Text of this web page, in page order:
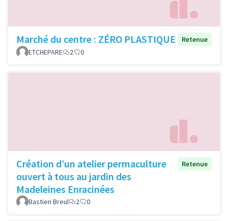
Marché du centre : ZÉRO PLASTIQUE
Retenue
ETCHEPARE
2 0
Création d’un atelier permaculture
ouvert à tous au jardin des
Madeleines Enracinées
Retenue
Bastien Breul 2 0